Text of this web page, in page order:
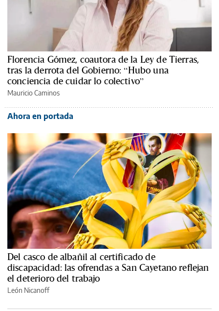
Florencia Gómez, coautora de la Ley de Tierras,
tras la derrota del Gobierno: “Hubo una
conciencia de cuidar lo colectivo”
Mauricio Caminos
Ahora en portada
Del casco de albañil al certificado de
discapacidad: las ofrendas a San Cayetano reflejan
el deterioro del trabajo
León Nicanoff